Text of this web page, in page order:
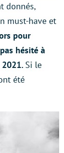
donnés,
must-have et
pour
hésité à
2021. Si le
été